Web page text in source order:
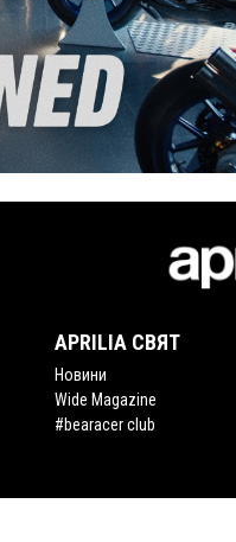
APRILIA СВЯТ
Новини
Wide Magazine
#bearacer club